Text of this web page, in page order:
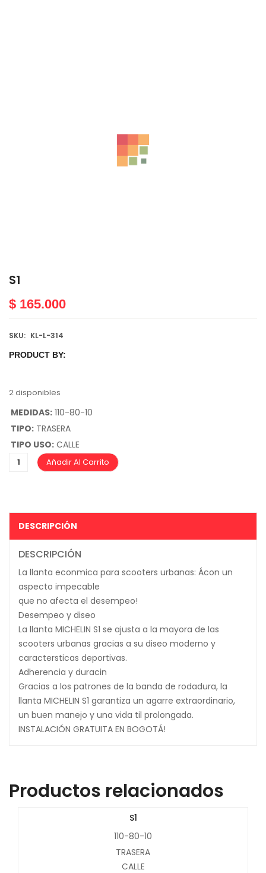
S1
$ 165.000
SKU: KL-L-314
PRODUCT BY:
2 disponibles
MEDIDAS: 110-80-10
TIPO: TRASERA
TIPO USO: CALLE
Añadir Al Carrito
DESCRIPCIÓN
DESCRIPCIÓN
La llanta econmica para scooters urbanas: Ácon un
aspecto impecable
que no afecta el desempeo!
Desempeo y diseo
La llanta MICHELIN S1 se ajusta a la mayora de las
scooters urbanas gracias a su diseo moderno y
caractersticas deportivas.
Adherencia y duracin
Gracias a los patrones de la banda de rodadura, la
llanta MICHELIN S1 garantiza un agarre extraordinario,
un buen manejo y una vida til prolongada.
INSTALACIÓN GRATUITA EN BOGOTÁ!
Productos relacionados
S1
110-80-10
TRASERA
CALLE